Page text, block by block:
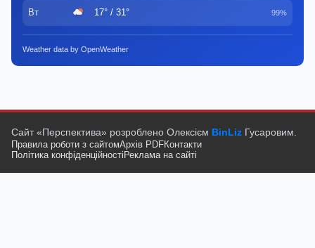
Вт 17° / 31° 99%
Weather data by OpenWeather
Сайт «Перспектива» розроблено Олексієм BinLiz Гусаровим.
Правила роботи з сайтомАрхів PDFКонтакти
Політика конфіденційності Реклама на сайті